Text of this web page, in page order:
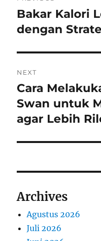
pos
Previous
post:
Bakar Kalori
dengan
NEXT
Next
post:
Cara
Swan untuk
agar Lebih
Archives
Agustus 2026
Juli 2026